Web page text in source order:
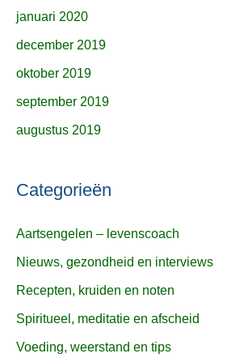
januari 2020
december 2019
oktober 2019
september 2019
augustus 2019
Categorieën
Aartsengelen – levenscoach
Nieuws, gezondheid en interviews
Recepten, kruiden en noten
Spiritueel, meditatie en afscheid
Voeding, weerstand en tips